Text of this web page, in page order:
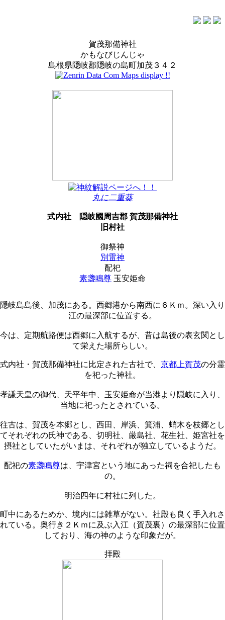
賀茂那備神社
かもなびじんじゃ
島根県隠岐郡隠岐の島町加茂３４２
丸に二重葵
式内社
隠岐國周吉郡 賀茂那備神社
旧村社
御祭神
別雷神
配祀
素盞鳴尊 玉安姫命
隠岐島島後、加茂にある。西郷港から南西に６Ｋｍ。深い入り
江の最深部に位置する。
今は、定期航路便は西郷に入航するが、昔は島後の表玄関とし
て栄えた場所らしい。
式内社・賀茂那備神社に比定された古社で、 京都上賀茂の分霊
を祀った神社。
孝謙天皇の御代、天平年中、玉安姫命が当港より隠岐に入り、
当地に祀ったとされている。
往古は、賀茂を本郷とし、西田、岸浜、箕浦、蛸木を枝郷とし
てそれぞれの氏神である、切明社、厳島社、花生社、姫宮社を
摂社としていたがいまは、それぞれが独立しているようだ。
配祀の素盞鳴尊は、宇津宮という地にあった祠を合祀したも
の。
明治四年に村社に列した。
町中にあるためか、境内には雑草がない。社殿も良く手入れさ
れている。奥行き２Ｋｍに及ぶ入江（賀茂裏）の最深部に位置
しており、海の神のような印象だが。
拝殿